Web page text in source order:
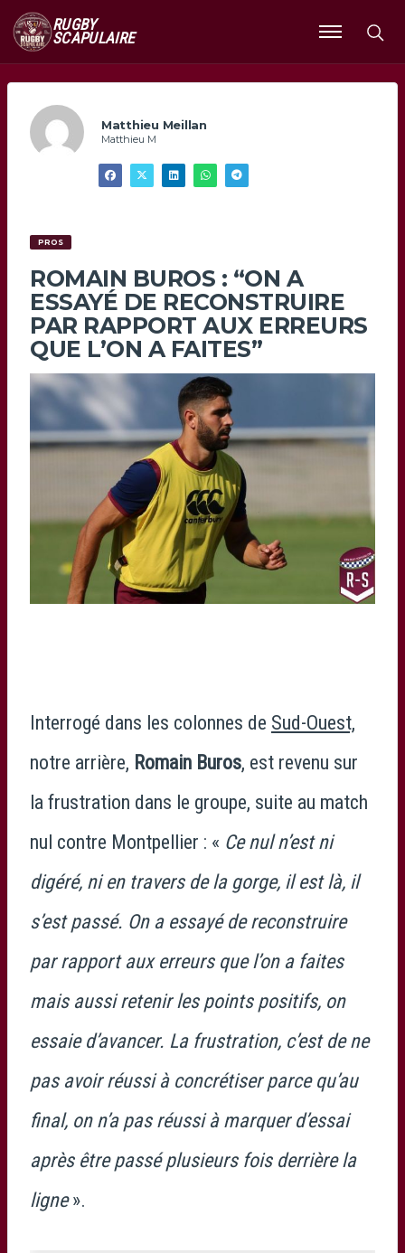
RUGBY
SCAPULAIRE
Ouvrir
le
Matthieu Meillan
Matthieu M
PROS
ROMAIN BUROS : “ON A
ESSAYÉ DE RECONSTRUIRE
PAR RAPPORT AUX ERREURS
QUE L’ON A FAITES”
Interrogé dans les colonnes de Sud-Ouest,
notre arrière, Romain Buros, est revenu sur
la frustration dans le groupe, suite au match
nul contre Montpellier : « Ce nul n’est ni
digéré, ni en travers de la gorge, il est là, il
s’est passé. On a essayé de reconstruire
par rapport aux erreurs que l’on a faites
mais aussi retenir les points positifs, on
essaie d’avancer. La frustration, c’est de ne
pas avoir réussi à concrétiser parce qu’au
final, on n’a pas réussi à marquer d’essai
après être passé plusieurs fois derrière la
ligne».